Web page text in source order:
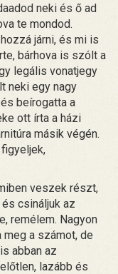
neki és ő ad
te mondod.
járni, és mi is
bárhova is szólt a
legális vonatjegy
neki egy nagy
beírogatta a
ott írta a házi
másik végén.
veszek részt,
csináljuk az
remélem. Nagyon
meg a számot, de
abban az
lazább és